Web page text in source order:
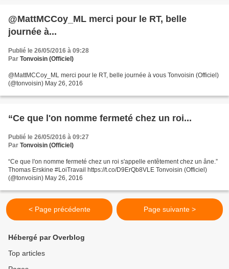
@MattMCCoy_ML merci pour le RT, belle
journée à...
Publié le 26/05/2016 à 09:28
Par Tonvoisin (Officiel)
@MattMCCoy_ML merci pour le RT, belle journée à vous Tonvoisin (Officiel)
(@tonvoisin) May 26, 2016
“Ce que l'on nomme fermeté chez un roi...
Publié le 26/05/2016 à 09:27
Par Tonvoisin (Officiel)
“Ce que l'on nomme fermeté chez un roi s'appelle entêtement chez un âne.”
Thomas Erskine #LoiTravail https://t.co/D9ErQb8VLE Tonvoisin (Officiel)
(@tonvoisin) May 26, 2016
< Page précédente Page suivante >
Hébergé par Overblog
Top articles